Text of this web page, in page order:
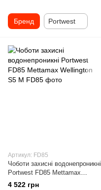
Бренд Portwest
Артикул: FD85
Чоботи захисні водонепроникні
Portwest FD85 Mettamax
Wellington S5 M
4 522 грн